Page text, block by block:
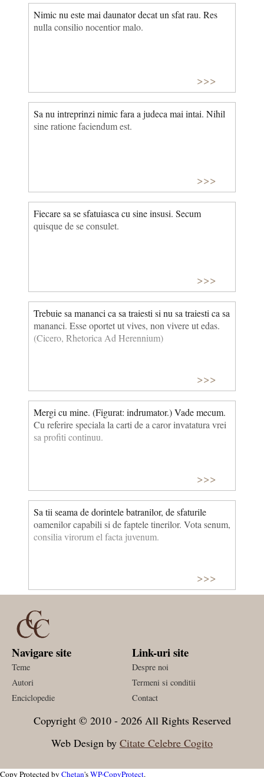
Nimic nu este mai daunator decat un sfat rau. Res
nulla consilio nocentior malo.
>>>
Sa nu intreprinzi nimic fara a judeca mai intai. Nihil
sine ratione faciendum est.
>>>
Fiecare sa se sfatuiasca cu sine insusi. Secum
quisque de se consulet.
>>>
Trebuie sa mananci ca sa traiesti si nu sa traiesti ca sa
mananci. Esse oportet ut vives, non vivere ut edas.
(Cicero, Rhetorica Ad Herennium)
>>>
Mergi cu mine. (Figurat: indrumator.) Vade mecum.
Cu referire speciala la carti de a caror invatatura vrei
sa profiti continuu.
>>>
Sa tii seama de dorintele batranilor, de sfaturile
oamenilor capabili si de faptele tinerilor. Vota senum,
consilia virorum el facta juvenum.
>>>
Navigare site
Teme
Autori
Enciclopedie
Link-uri site
Despre noi
Termeni si conditii
Contact
Copyright © 2010 - 2026 All Rights Reserved
Web Design by Citate Celebre Cogito
Copy Protected by Chetan'sWP-CopyProtect.